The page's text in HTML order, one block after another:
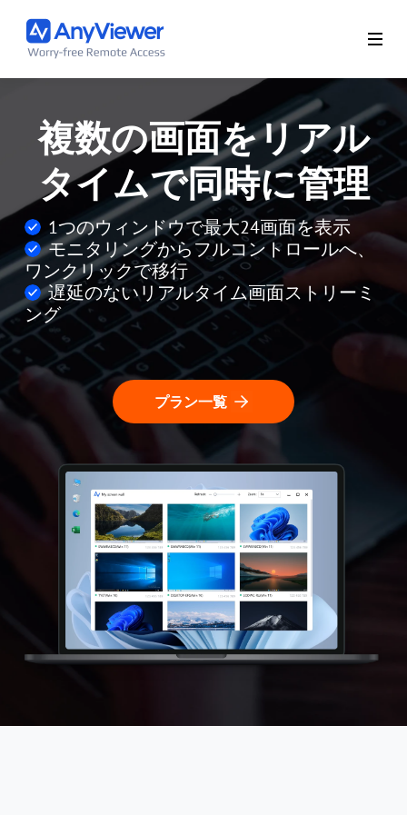
複数の画面をリアル
タイムで同時に管理
1つのウィンドウで最大24画面を表示
モニタリングからフルコントロールへ、
ワンクリックで移行
遅延のないリアルタイム画面ストリーミ
ング
プラン一覧